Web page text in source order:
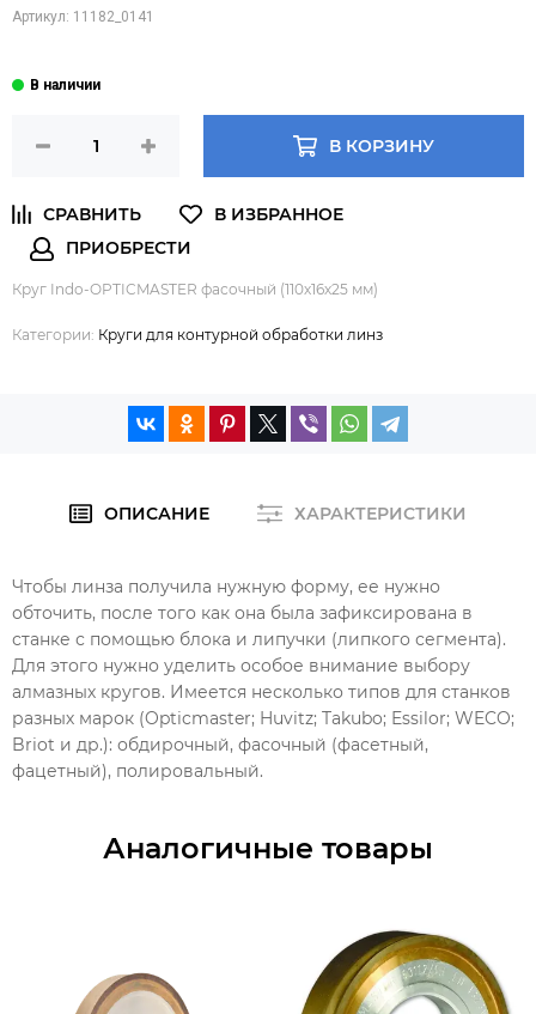
Артикул: 11182_0141
В КОРЗИНУ
Круг Indo-OPTICMASTER фасочный (110х16х25 мм)
Категории: Круги для контурной обработки линз
ОПИСАНИЕ ХАРАКТЕРИСТИКИ
Чтобы линза получила нужную форму, ее нужно
обточить, после того как она была зафиксирована в
станке с помощью блока и липучки (липкого сегмента).
Для этого нужно уделить особое внимание выбору
алмазных кругов. Имеется несколько типов для станков
разных марок (Opticmaster; Huvitz; Takubo; Essilor; WECO;
Briot и др.): обдирочный, фасочный (фасетный,
фацетный), полировальный.
Аналогичные товары